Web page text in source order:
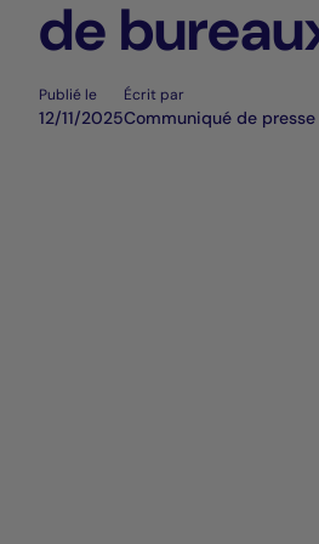
de
Publié le
12/11/2025
Écrit par
Communiqué de presse